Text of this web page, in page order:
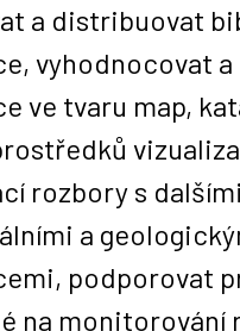
a distribuovat
vyhodnocovat
ve tvaru map,
rozbory s dalšími
a
podporovat
na monitorování